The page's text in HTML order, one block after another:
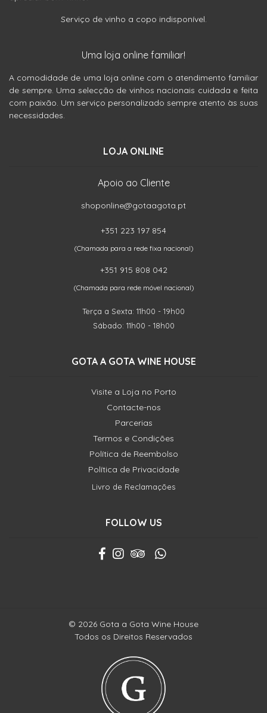
Serviço de vinho a copo indisponível.
Uma loja online familiar!
A comodidade de uma loja online com o atendimento familiar
de sempre. Uma selecção de vinhos nacionais cuidada e feita
com paixão. Um serviço personalizado sempre atento às suas
necessidades.
LOJA ONLINE
Apoio ao Cliente
shoponline@gotaagota.pt
+351 223 197 854
(Chamada para a rede fixa nacional)
+351 915 808 042
(Chamada para rede móvel nacional)
Terça a Sexta: 11h00 - 19h00
Sábado: 11h00 - 18h00
GOTA A GOTA WINE HOUSE
Visite a Loja no Porto
Contacte-nos
Parcerias
Termos e Condições
Política de Reembolso
Política de Privacidade
Livro de Reclamações
FOLLOW US
© 2026 Gota a Gota Wine House
Todos os Direitos Reservados